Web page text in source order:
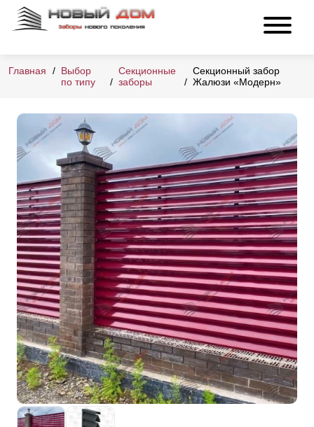
Главная
Выбор
по типу
Секционные
заборы
Секционный забор
Жалюзи «Модерн»